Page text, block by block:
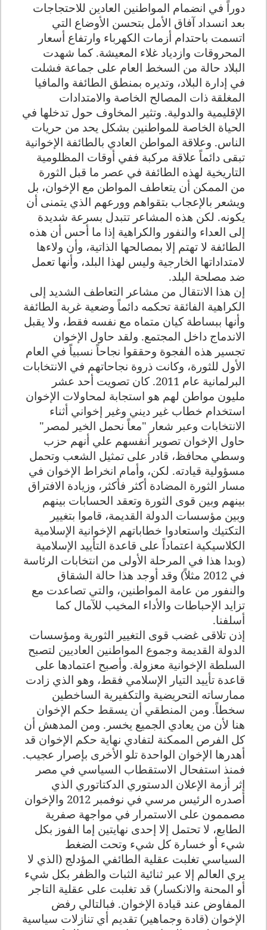
دوراً في انضمام المواطنين العادين للاحتجاجات
بعد انسداد آفاق الأمل بتحسن الأوضاع التي
اتسمت باحتدام أزمات الكهرباء وارتفاع أسعار
المحروقات وازدياد غلاء المعيشة. كما شهدت
البلاد حالة من السخط العام على جماعة فشلت
في إدارة البلاد، وتديره بمنطق الطائفة والمافيا
المغلقة ذات المصالح الخاصة والامتدادات
الإقليمية والدولية. وتثير المخاوف حول تدخلها في
الحياة الخاصة للمواطنين بشكل يحد من حريات
الناس. وعلاقة المواطن العادي بالطائفة الإخوانية
تبقى دائماً علاقة مركبة ففي أوقات المظلومية
التاريخية لهذه الطائفة في عصر ما قبل الثورة
من الممكن أن يتعاطف المواطن مع الإخوان، بل
ويشعر بالإعجاب بتقواهم وورعهم الذي يتمنى أن
يكونه. لكن هذه المشاعر تتبدل بسرعة شديدة
إلى العداء والنفور والكراهية إذا ما أحس أن هذه
الطائفة لا تهتم إلا بمصالحها الذاتية، وأن ولاءها
لامتداداتها الخارجية وليس لهذا البلد، وأنها تعمل
ضد مصلحة البلد.
إن هذا الانتقال من مشاعر التعاطف الشديد إلى
الكراهية الفائقة تحكمه دائماً وضعية غربة الطائفة
وأنها ببساطة كيان متماه مع نفسه فقط، ولا يقبل
الاندماج داخل المجتمع. ولقد حاول الإخوان
تجسير هذه الفجوة وحققوا نجاحاً نسبياً في العام
الأول للثورة، وكانت ذروة نجاحاتهم في الانتخابات
البرلمانية عام 2011. كان تصويت أحد عشر
مليون مواطن لهم هو استجابة لمحاولات الإخوان
استخدام خطاب غير ديني وغير إخواني أثناء
الانتخابات وعبر شعار "معاً نحمل الخير لمصر"
حاول الإخوان تصوير أنفسهم علي أنهم حزب
وسطي محافظ، قادر على تمثيل الشعب وتحمل
مسؤولية قيادته. لكن، وأمام انخراط الإخوان في
مسار الثورة المضادة أكثر فأكثر، وزيادة الافتراق
بينهم وبين قوى الثورة وتعقد الحسابات بينهم
وبين مؤسسات الدولة القديمة، قاموا بتغيير
التكتيك واستعادوا خطاباتهم الإخوانية الإسلامية
الكلاسيكية اعتماداً على قاعدة التأييد الإسلامية
(وبدا هذا في المرحلة الأولى من انتخابات الرئاسة
في 2012 مثلاً) وقد أوجد هذا حالة الشقاق
والنفور من عامة المواطنين، والتي تصاعدت مع
تزايد الإحباطات والأداء المخيب للآمال كما
أسلفنا.
إذن تلاقى غضب قوى التغيير الثورية ومؤسسات
الدولة القديمة وجموع المواطنين العاديين لتصبح
السلطة الإخوانية معزولة. وأصبح اعتمادها على
قاعدة تأييد التيار الإسلامي فقط، وهو الذي زادت
ممارساته التحريضية والتكفيرية الساخطين
سخطاً. ومن المنطقي أن يسقط حكم الإخوان
هنا لأن من يعادي الجميع يخسر. ومن المدهش أن
كل الفرص الممكنة لتفادي نهاية حكم الإخوان قد
أهدرها الإخوان الواحدة تلو الأخرى بإصرار عجيب.
فمنذ استفحال الاستقطاب السياسي في مصر
إثر أزمة الإعلان الدستوري الدكتاتوري الذي
أصدره الرئيس مرسي في نوفمبر 2012 والإخوان
مصممون على الاستمرار في مواجهة صفرية
الطابع، لا تحتمل إلا إحدى نهايتين إما الفوز بكل
شيء أو خسارة كل شيء وتحت الضغط
السياسي تغلبت عقلية الطائفي المؤدلج (الذي لا
يري العالم إلا عبر ثنائية الثبات والظفر بكل شيء
أو المحنة والانكسار) قد تغلبت على عقلية التاجر
المفاوض عند قيادة الإخوان. فبالتالي رفض
الإخوان (قادة وجماهير) تقديم أي تنازلات سياسية